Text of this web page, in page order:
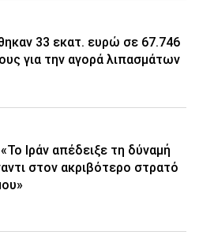
33 εκατ. ευρώ σε 67.746
για την αγορά λιπασμάτων
Ιράν απέδειξε τη δύναμή
στον ακριβότερο στρατό